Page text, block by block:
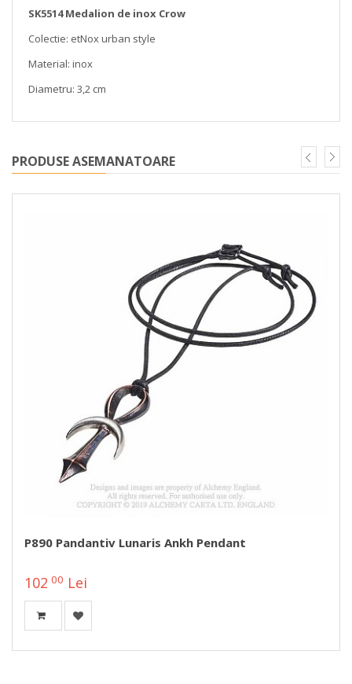
SK5514 Medalion de inox Crow
Colectie: etNox urban style
Material: inox
Diametru: 3,2 cm
PRODUSE ASEMANATOARE
P890 Pandantiv Lunaris Ankh Pendant
102 00 Lei